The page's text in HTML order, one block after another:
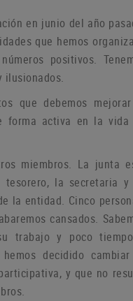
en junio del año
que hemos
positivos.
ilusionados.
que debemos
forma activa en la vida
miembros. La junta
la secretaria y
la entidad. Cinco
cansados.
trabajo y poco
decidido
y que no